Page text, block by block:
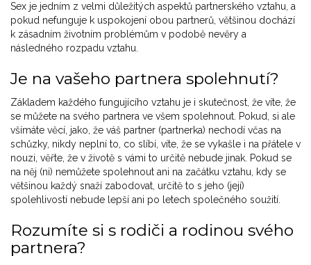
Sex je jedním z velmi důležitých aspektů partnerského vztahu, a
pokud nefunguje k uspokojení obou partnerů, většinou dochází
k zásadním životním problémům v podobě nevěry a
následného rozpadu vztahu.
Je na vašeho partnera spolehnutí?
Základem každého fungujícího vztahu je i skutečnost, že víte, že
se můžete na svého partnera ve všem spolehnout. Pokud, si ale
všímáte věcí, jako, že váš partner (partnerka) nechodí včas na
schůzky, nikdy neplní to, co slíbí, víte, že se vykašle i na přátele v
nouzi, věřte, že v životě s vámi to určitě nebude jinak. Pokud se
na něj (ni) nemůžete spolehnout ani na začátku vztahu, kdy se
většinou každý snaží zabodovat, určitě to s jeho (její)
spolehlivostí nebude lepší ani po letech společného soužití.
Rozumíte si s rodiči a rodinou svého
partnera?